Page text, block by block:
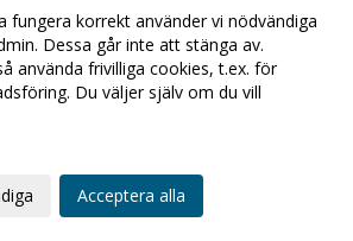
i SHE! 2019-01-31 14:29
2019-01-30 19:32
2019-01-28 11:04
Damtruppen
fungera korrekt använder vi nödvändiga
Dessa går inte att stänga av.
använda frivilliga cookies, t.ex. för
Du väljer själv om du vill
Acceptera alla